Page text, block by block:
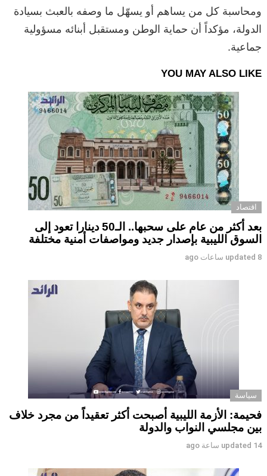
ومحاسبة كل من يساهم أو يسهّل ما وصفه بالعبث بسيادة
الدولة، مؤكداً أن حماية الوطن ومستقبل أبنائه مسؤولية
جماعية.
YOU MAY ALSO LIKE
اقتصاد
بعد أكثر من عام على سحبها.. الـ50 دينارا تعود إلى
السوق الليبية بإصدار جديد ومواصفات أمنية مختلفة
updated 8 ساعات ago
سياسة
فحيمة: الأزمة الليبية أصبحت أكثر تعقيداً من مجرد خلاف
بين مجلسي النواب والدولة
updated 14 ساعة ago